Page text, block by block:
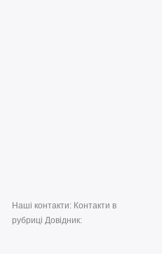
Наші контакти: Контакти в
рубриці Довідник: